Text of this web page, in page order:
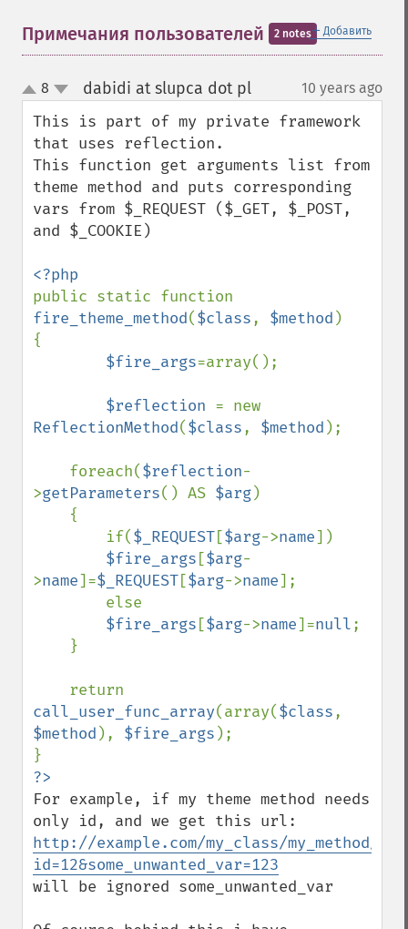
＋ Добавить
Примечания пользователей 2 notes
up
down
8 dabidi at slupca dot pl¶ 10 years ago
This is part of my private framework
that uses reflection.
This function get arguments list from
theme method and puts corresponding
vars from $_REQUEST ($_GET, $_POST,
and $_COOKIE)
fire_theme_method($class, $method )
{
$fire_args=array();
$reflection
ReflectionMethod($class, $method );
    foreach(
$reflection-
>getParameters() AS $arg)
        if(
$_REQUEST[$arg->name])
$fire_args [$arg-
>name]=$_REQUEST[$arg->name];
$fire_args [$arg->name]=null;
call_user_func_array(array($class
$method ), $fire_args );
For example, if my theme method needs
http://example.com/my_class/my_method/?
id=12&some_unwanted_var=123
will be ignored some_unwanted_var